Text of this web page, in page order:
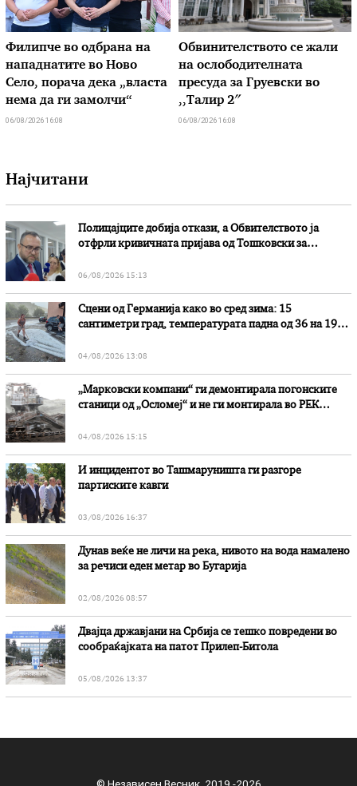
Филипче во одбрана на
нападнатите во Ново
Село, порача дека „власта
нема да ги замолчи“
06/08/2026 16:08
Обвинителството се жали
на ослободителната
пресуда за Груевски во
,,Талир 2″
06/08/2026 16:08
Најчитани
Полицајците добија откази, а Обвителството ја
отфрли кривичната пријава од Тошковски за
06/08/2026 15:13
Сцени од Германија како во сред зима: 15
сантиметри град, температурата падна од 36 на 19
04/08/2026 13:08
„Марковски компани“ ги демонтирала погонските
станици од „Осломеј“ и не ги монтирала во РЕК
04/08/2026 15:15
И инцидентот во Ташмаруништa ги разгоре
партиските кавги
03/08/2026 16:37
Дунав веќе не личи на река, нивото на вода намалено
за речиси еден метар во Бугарија
02/08/2026 08:57
Двајца државјани на Србија се тешко повредени во
сообраќајката на патот Прилеп-Битола
05/08/2026 13:37